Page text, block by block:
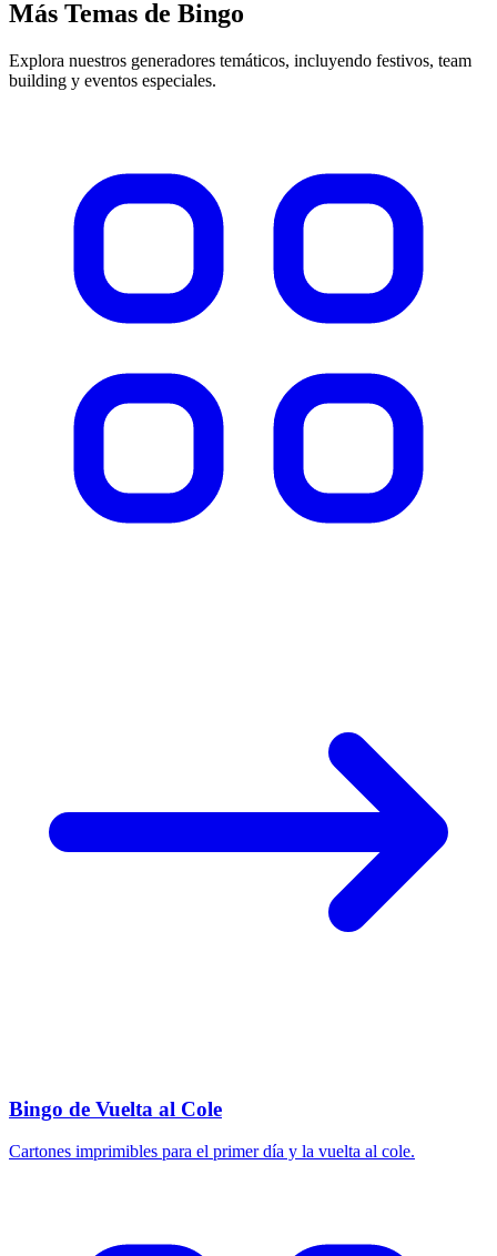
Más Temas de Bingo
Explora nuestros generadores temáticos, incluyendo festivos, team
building y eventos especiales.
Bingo de Vuelta al Cole
Cartones imprimibles para el primer día y la vuelta al cole.